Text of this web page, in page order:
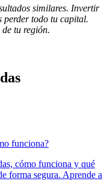
similares. Invertir
perder todo tu capital.
tu región.
funciona?
cómo funciona y qué
forma segura. Aprende a